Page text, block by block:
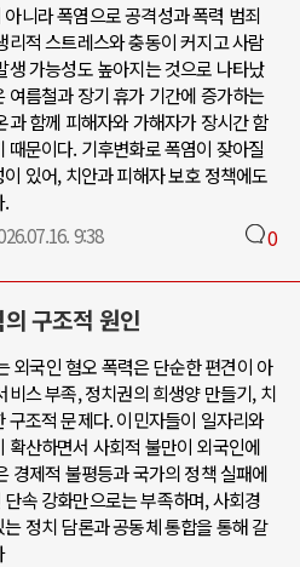
니라 폭염으로 공격성과 폭력 범죄
적 스트레스와 충동이 커지고 사람
가능성도 높아지는 것으로 나타났
여름철과 장기 휴가 기간에 증가하는
과 함께 피해자와 가해자가 장시간 함
문이다. 기후변화로 폭염이 잦아질
있어, 치안과 피해자 보호 정책에도
.
9:38 0
구조적 원인
외국인 혐오 폭력은 단순한 편견이 아
스 부족, 정치권의 희생양 만들기, 치
구조적 문제다. 이민자들이 일자리와
산하면서 사회적 불만이 외국인에
경제적 불평등과 국가의 정책 실패에
속 강화만으로는 부족하며, 사회경
정치 담론과 공동체 통합을 통해 갈